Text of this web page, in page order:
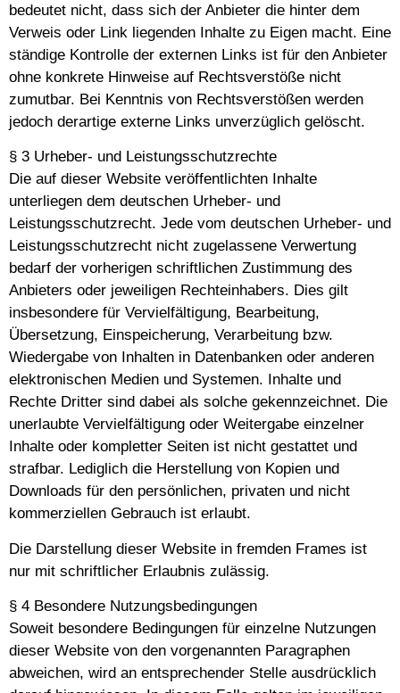
bedeutet nicht, dass sich der Anbieter die hinter dem
Verweis oder Link liegenden Inhalte zu Eigen macht. Eine
ständige Kontrolle der externen Links ist für den Anbieter
ohne konkrete Hinweise auf Rechtsverstöße nicht
zumutbar. Bei Kenntnis von Rechtsverstößen werden
jedoch derartige externe Links unverzüglich gelöscht.
§ 3 Urheber- und Leistungsschutzrechte
Die auf dieser Website veröffentlichten Inhalte
unterliegen dem deutschen Urheber- und
Leistungsschutzrecht. Jede vom deutschen Urheber- und
Leistungsschutzrecht nicht zugelassene Verwertung
bedarf der vorherigen schriftlichen Zustimmung des
Anbieters oder jeweiligen Rechteinhabers. Dies gilt
insbesondere für Vervielfältigung, Bearbeitung,
Übersetzung, Einspeicherung, Verarbeitung bzw.
Wiedergabe von Inhalten in Datenbanken oder anderen
elektronischen Medien und Systemen. Inhalte und
Rechte Dritter sind dabei als solche gekennzeichnet. Die
unerlaubte Vervielfältigung oder Weitergabe einzelner
Inhalte oder kompletter Seiten ist nicht gestattet und
strafbar. Lediglich die Herstellung von Kopien und
Downloads für den persönlichen, privaten und nicht
kommerziellen Gebrauch ist erlaubt.
Die Darstellung dieser Website in fremden Frames ist
nur mit schriftlicher Erlaubnis zulässig.
§ 4 Besondere Nutzungsbedingungen
Soweit besondere Bedingungen für einzelne Nutzungen
dieser Website von den vorgenannten Paragraphen
abweichen, wird an entsprechender Stelle ausdrücklich